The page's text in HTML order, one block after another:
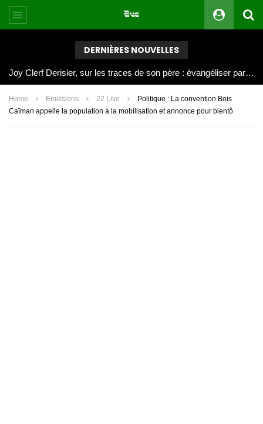
DERNIÈRES NOUVELLES
Joy Clerf Derisier, sur les traces de son père : évangéliser par la musique
Home Emissions 22 Live
Politique : La convention Bois
Caïman appelle la population à la mobilisation et annonce pour bientô